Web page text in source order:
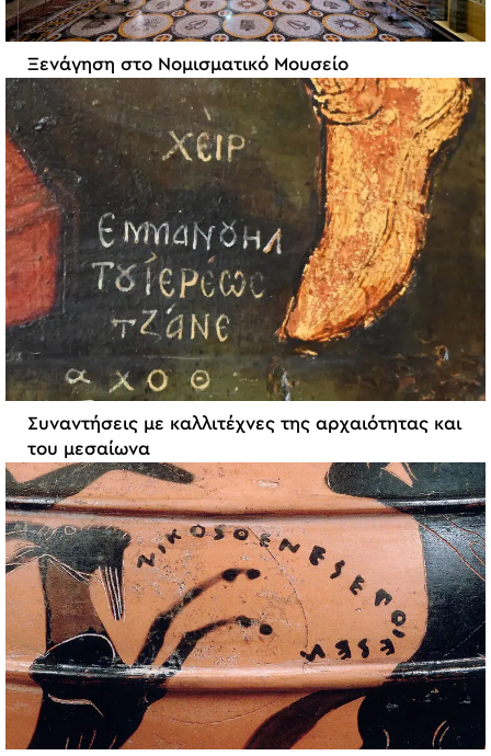
Ξενάγηση στο Νομισματικό Μουσείο
Συναντήσεις με καλλιτέχνες της αρχαιότητας και
του μεσαίωνα